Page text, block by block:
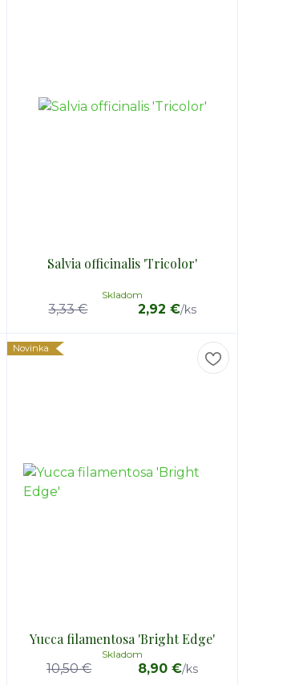
Salvia officinalis 'Tricolor'
3,33 € 2,92 €/ks
Skladom
Novinka
Yucca filamentosa 'Bright Edge'
10,50 € 8,90 €/ks
Skladom